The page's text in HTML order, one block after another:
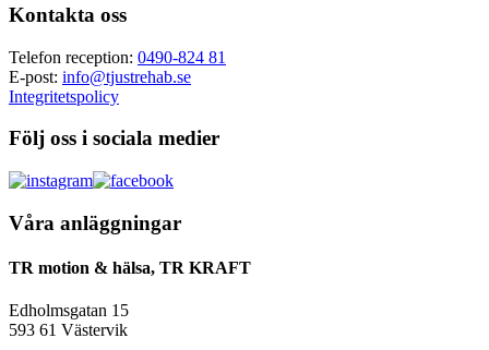
Footer
Kontakta oss
Telefon reception: 0490-824 81
E-post: info@tjustrehab.se
Integritetspolicy
Följ oss i sociala medier
Våra anläggningar
TR motion & hälsa, TR KRAFT
Edholmsgatan 15
593 61 Västervik